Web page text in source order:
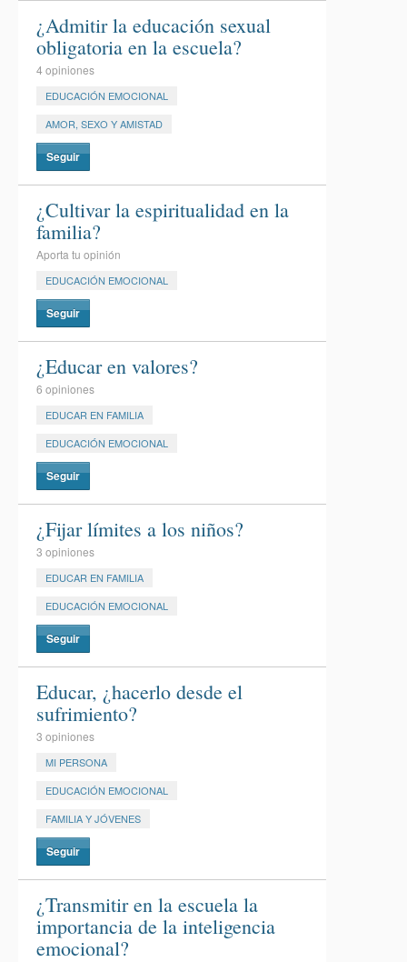
¿Admitir la educación sexual
obligatoria en la escuela?
4 opiniones
EDUCACIÓN EMOCIONAL
AMOR, SEXO Y AMISTAD
Seguir
¿Cultivar la espiritualidad en la
familia?
Aporta tu opinión
EDUCACIÓN EMOCIONAL
Seguir
¿Educar en valores?
6 opiniones
EDUCAR EN FAMILIA
EDUCACIÓN EMOCIONAL
Seguir
¿Fijar límites a los niños?
3 opiniones
EDUCAR EN FAMILIA
EDUCACIÓN EMOCIONAL
Seguir
Educar, ¿hacerlo desde el
sufrimiento?
3 opiniones
MI PERSONA
EDUCACIÓN EMOCIONAL
FAMILIA Y JÓVENES
Seguir
¿Transmitir en la escuela la
importancia de la inteligencia
emocional?